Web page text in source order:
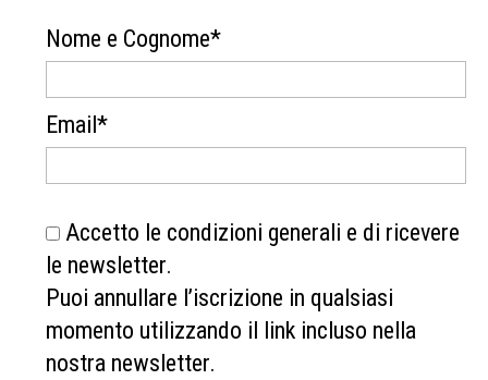
Nome e Cognome*
Email*
Accetto le condizioni generali e di ricevere
le newsletter.
Puoi annullare l’iscrizione in qualsiasi
momento utilizzando il link incluso nella
nostra newsletter.